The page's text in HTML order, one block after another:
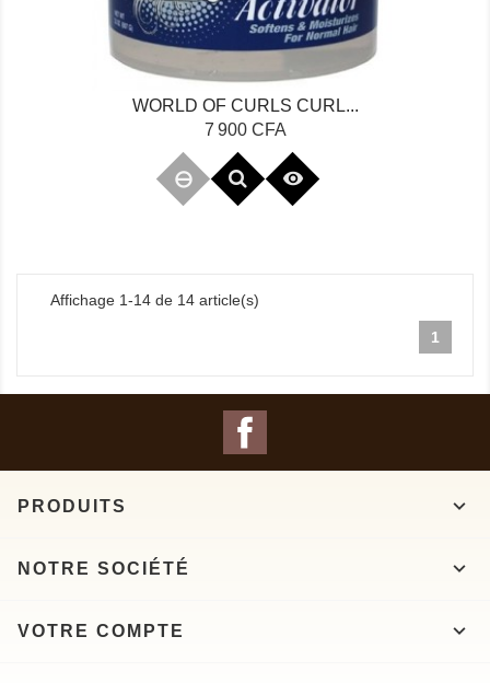
WORLD OF CURLS CURL...
Prix
7 900 CFA

Affichage 1-14 de 14 article(s)
1
PRODUITS 
NOTRE SOCIÉTÉ 
VOTRE COMPTE 